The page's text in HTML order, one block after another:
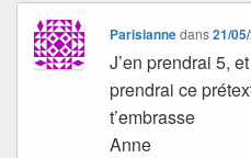
Parisiannedans21/
J’en prendrai 5,
prendrai ce
t’embrasse
Anne